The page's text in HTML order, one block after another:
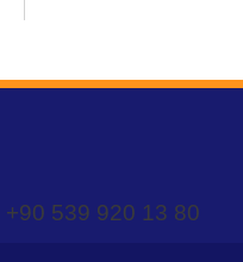
+90 539 920 13 80